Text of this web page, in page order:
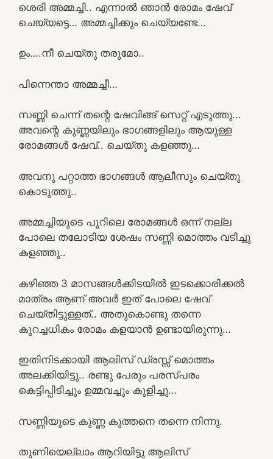
ശെരി അമ്മച്ചി.. എന്നാൽ ഞാൻ രോമം ഷേവ്
ചെയ്യട്ടെ… അമ്മച്ചിക്കും ചെയ്യണ്ടേ…
ഉം….നീ ചെയ്തു തരുമോ..
പിന്നെന്താ അമ്മച്ചീ…
സണ്ണി ചെന്ന് തന്റെ ഷേവിങ്ങ് സെറ്റ് എടുത്തു…
അവന്റെ കുണ്ണയിലും ഭാഗങ്ങളിലും ആയുള്ള
രോമങ്ങൾ ഷേവ്.. ചെയ്തു കളഞ്ഞു…
അവനു പറ്റാത്ത ഭാഗങ്ങൾ ആലീസും ചെയ്തു
കൊടുത്തു..
അമ്മച്ചിയുടെ പൂറിലെ രോമങ്ങൾ ഒന്ന് നല്ല
പോലെ തലോടിയ ശേഷം സണ്ണി മൊത്തം വടിച്ചു
കളഞ്ഞു..
കഴിഞ്ഞ 3 മാസങ്ങൾക്കിടയിൽ ഇടക്കൊരിക്കൽ
മാത്രം ആണ് അവർ ഇത് പോലെ ഷേവ്
ചെയ്തിട്ടുള്ളത്.. അതുകൊണ്ടു തന്നെ
കുറച്ചധികം രോമം കളയാൻ ഉണ്ടായിരുന്നു…
ഇതിനിടക്കായി ആലിസ് ഡ്രസ്സ് മൊത്തം
അലക്കിയിട്ടു.. രണ്ടു പേരും പരസ്പരം
കെട്ടിപ്പിടിച്ചും ഉമ്മവച്ചും കുളിച്ചു…
സണ്ണിയുടെ കുണ്ണ കുത്തനെ തന്നെ നിന്നു.
തുണിയെല്ലാം ആറിയിട്ടു ആലിസ്